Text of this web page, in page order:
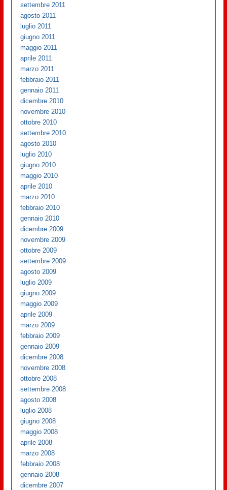
settembre 2011
agosto 2011
luglio 2011
giugno 2011
maggio 2011
aprile 2011
marzo 2011
febbraio 2011
gennaio 2011
dicembre 2010
novembre 2010
ottobre 2010
settembre 2010
agosto 2010
luglio 2010
giugno 2010
maggio 2010
aprile 2010
marzo 2010
febbraio 2010
gennaio 2010
dicembre 2009
novembre 2009
ottobre 2009
settembre 2009
agosto 2009
luglio 2009
giugno 2009
maggio 2009
aprile 2009
marzo 2009
febbraio 2009
gennaio 2009
dicembre 2008
novembre 2008
ottobre 2008
settembre 2008
agosto 2008
luglio 2008
giugno 2008
maggio 2008
aprile 2008
marzo 2008
febbraio 2008
gennaio 2008
dicembre 2007